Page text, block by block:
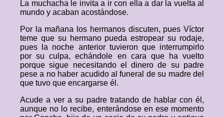
La muchacha le invita a ir con ella a dar la vuelta al
mundo y acaban acostándose.
Por la mañana los hermanos discuten, pues Víctor
teme que su hermano pueda estropear su rodaje,
pues la noche anterior tuvieron que interrumpirlo
por su culpa, echándole en cara que ha vuelto
porque sigue necesitando el dinero de su padre
pese a no haber acudido al funeral de su madre del
que tuvo que encargarse él.
Acude a ver a su padre tratando de hablar con él,
aunque no lo recibe, enterándose en ese momento